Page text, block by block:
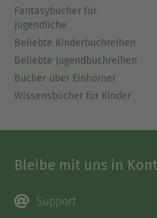
Fantasybücher für
Jugendliche
Beliebte Kinderbuchreihen
Beliebte Jugendbuchreihen
Bücher über Einhörner
Wissensbücher für Kinder
Bleibe mit uns in
Support